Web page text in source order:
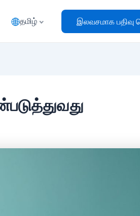
தமிழ் இலவசமாக பதிவு